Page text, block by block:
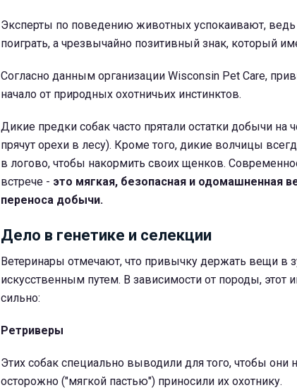
Эксперты по поведению животных успокаивают,
поиграть, а чрезвычайно позитивный знак, который
Согласно данным организации Wisconsin Pet Care,
начало от природных охотничьих инстинктов.
Дикие предки собак часто прятали остатки добычи
прячут орехи в лесу). Кроме того, дикие волчицы
в логово, чтобы накормить своих щенков.
встрече - это мягкая, безопасная и одомашненная
переноса добычи.
Дело в генетике и селекции
Ветеринары отмечают, что привычку держать вещи в
искусственным путем. В зависимости от породы,
сильно:
Ретриверы
Этих собак специально выводили для того, чтобы они
осторожно ("мягкой пастью") приносили их охотнику.